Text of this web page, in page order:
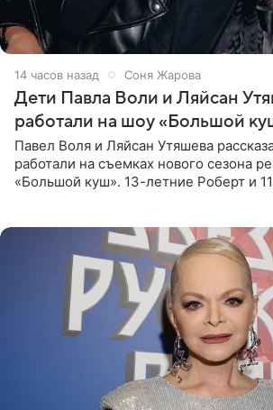
14 часов назад Соня Жарова
Дети Павла Воли и Ляйсан
работали на шоу «Большой
Павел Воля и Ляйсан Утяшева
работали на съемках нового сезона
«Большой куш». 13-летние Роберт и